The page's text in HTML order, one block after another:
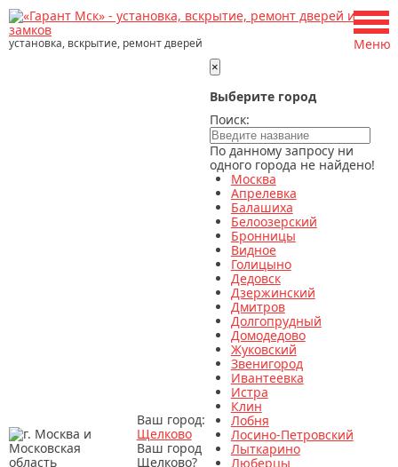
установка, вскрытие, ремонт дверей
Ваш город:
Щелково
Ваш город
Щелково?
×
Выберите город
Поиск:
По данному запросу ни
одного города не найдено!
Москва
Апрелевка
Балашиха
Белоозерский
Бронницы
Видное
Голицыно
Дедовск
Дзержинский
Дмитров
Долгопрудный
Домодедово
Жуковский
Звенигород
Ивантеевка
Истра
Клин
Лобня
Лосино-Петровский
Лыткарино
Люберцы
Меню